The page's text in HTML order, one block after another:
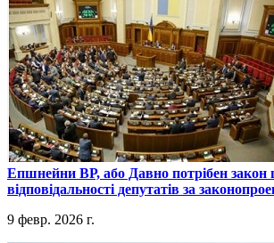
​Епшнейни ВР, або Давно потрібен закон
відповідальності депутатів за
9 февр. 2026 г.